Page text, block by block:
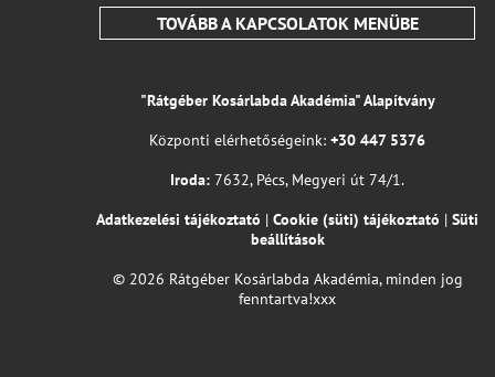
TOVÁBB A KAPCSOLATOK MENÜBE
"Rátgéber Kosárlabda Akadémia" Alapítvány
Központi elérhetőségeink: +30 447 5376
Iroda: 7632, Pécs, Megyeri út 74/1.
Adatkezelési tájékoztató | Cookie (süti) tájékoztató | Süti
beállítások
© 2026 Rátgéber Kosárlabda Akadémia, minden jog
fenntartva!xxx